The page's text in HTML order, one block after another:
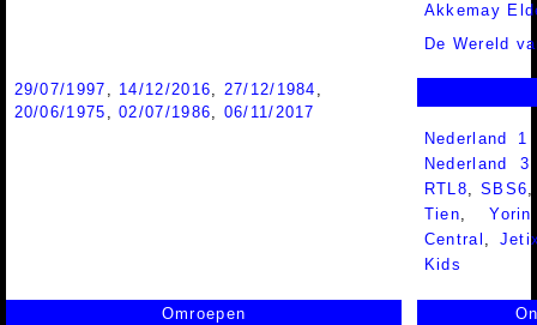
Akkemay
De Wereld
29/07/1997 , 14/12/2016, 27/12/1984 ,
20/06/1975 ,02/07/1986, 06/11/2017
Nederland 1
Nederland
RTL8 ,SBS6
Tien ,Yorin
Central
Kids
Omroepen